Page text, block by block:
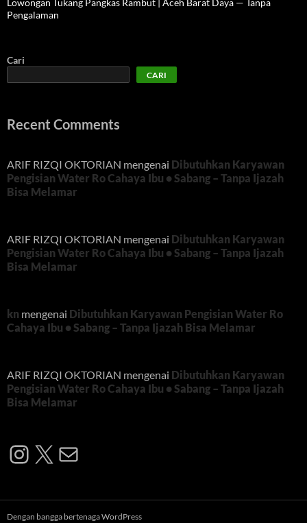
Lowongan Tukang Pangkas Rambut | Aceh Barat Daya — Tanpa
Pengalaman
Cari
CARI
Recent Comments
ARIF RIZQI OKTORIAN mengenai Dibutuhkan Karyawan
Pengisian Water Ro Cahaya Ibu • Sabang – Tanpa Ijazah
Bisa Melamar
ARIF RIZQI OKTORIAN mengenai Dibutuhkan Karyawan
Pengisian Water Ro Cahaya Ibu • Sabang – Tanpa Ijazah
Bisa Melamar
kn mengenai Dibutuhkan Karyawan Pengisian Water Ro
Cahaya Ibu • Sabang – Tanpa Ijazah Bisa Melamar
ARIF RIZQI OKTORIAN mengenai Dibutuhkan Karyawan
Pengisian Water Ro Cahaya Ibu • Sabang – Tanpa Ijazah
Bisa Melamar
Instagram
X Mail
Dengan bangga bertenaga WordPress